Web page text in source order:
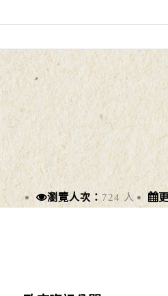
瀏覽人次：724 人